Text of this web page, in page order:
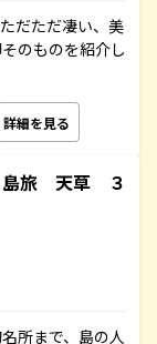
だただ凄い、美
のものを紹介し
詳細を見る
旅 天草 ３
所まで、島の人